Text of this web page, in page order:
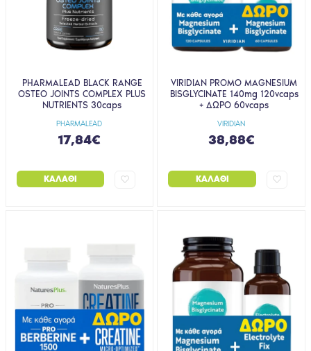
PHARMALEAD
PHARMALEAD BLACK RANGE
OSTEO JOINTS COMPLEX PLUS
NUTRIENTS 30caps
17,84€
ΚΑΛΆΘΙ
VIRIDIAN
VIRIDIAN PROMO MAGNESIUM
BISGLYCINATE 140mg 120vcaps
+ ΔΩΡΟ 60vcaps
38,88€
ΚΑΛΆΘΙ